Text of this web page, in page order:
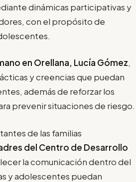
dinámicas participativas y
con el propósito de
en Orellana, Lucía Gómez,
y creencias que puedan
además de reforzar los
prevenir situaciones de riesgo.
de las familias
del Centro de Desarrollo
la comunicación dentro del
y adolescentes puedan